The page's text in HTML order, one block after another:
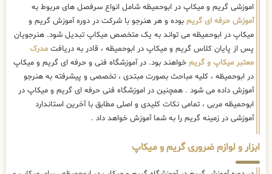
اموزشی گریم و میکاپ در ابوحمیظه شامل انواع سرفصل های مربوط به
آموزش حرفه ای گریم بوده و هر هنرجو با شرکت در دوره آموزش گریم و
میکاپ در ابوحمیظه می تواند به یک متخصص میکاپ تبدیل شود. هنرجویان
پس از پایان کلاس گریم و میکاپ در ابوحمیظه ، قادر به دریافت مدرک
معتبر میکاپ و گریم خواهند بود. در آموزشگاه فنی و حرفه ای گریم و میکاپ
در ابوحمیظه ، کلیه مباحث بصورت مبتدی ، تخصصی و پیشرفته به هنرجو
آموزش داده می شود . همچنین در اموزشگاه فنی حرفه ای گریم و میکاپ در
ابوحمیظه مربی ، تمامی نکات کلیدی و اصلی مطابق با آخرین استاندارد
آموزشی در زمینه گریم را به شما آموزش خواهد داد .
ابزار و لوازم ضروری گریم و میکاپ